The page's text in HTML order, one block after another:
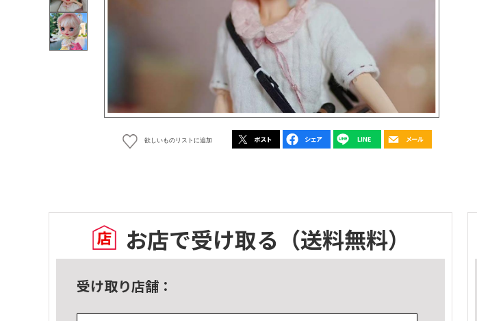
欲しいものリストに追加
お店で受け取る （送料無料）
受け取り店舗：